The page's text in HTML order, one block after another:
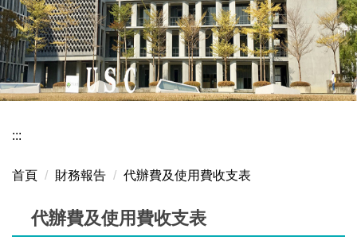
區
:::
首頁 財務報告 代辦費及使用費收支表
代辦費及使用費收支表